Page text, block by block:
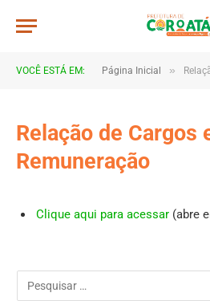
VOCÊ ESTÁ EM: Página Inicial »
Relação de Cargos
Remuneração
Clique aqui para acessar (abre